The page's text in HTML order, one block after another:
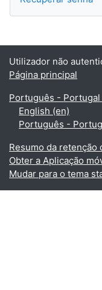
Utilizador não
Página principal
Português - Portugal
English ‎(en)‎
Português -
Resumo da retenção
Obter a Aplicação
Mudar para o tema